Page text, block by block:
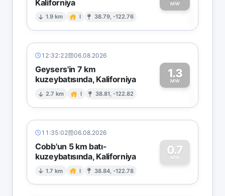
Kaliforniya
1.9 km I 38.79, -122.76
MW1
12:32:22 06.08.2026
Geysers'in 7 km
kuzeybatısında, Kaliforniya
2.7 km I 38.81, -122.82
1.3
MW1
11:35:02 06.08.2026
Cobb'un 5 km batı-
kuzeybatısında, Kaliforniya
1.7 km I 38.84, -122.78
0.7
MW
0